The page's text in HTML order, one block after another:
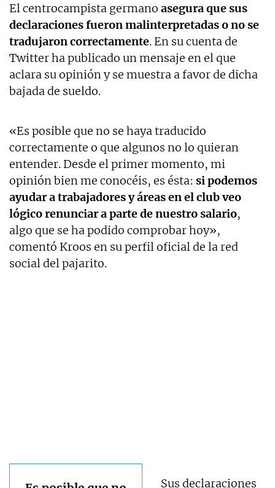
El centrocampista germano asegura que sus
declaraciones fueron malinterpretadas o no se
tradujaron correctamente. En su cuenta de
Twitter ha publicado un mensaje en el que
aclara su opinión y se muestra a favor de dicha
bajada de sueldo.
«Es posible que no se haya traducido
correctamente o que algunos no lo quieran
entender. Desde el primer momento, mi
opinión bien me conocéis, es ésta: si podemos
ayudar a trabajadores y áreas en el club veo
lógico renunciar a parte de nuestro salario,
algo que se ha podido comprobar hoy»,
comentó Kroos en su perfil oficial de la red
social del pajarito.
Sus declaraciones